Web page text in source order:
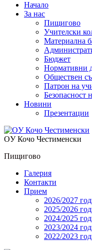
Начало
За нас
Пищигово
Учителски
Материална
Бюджет
Нормативни
Обществен
Патрон на
Безопасност
Новини
Презентации
OУ Кочо Чeстименски
Пищигово
Галерия
Контакти
Прием
2026/2027
2025/2026
2024/2025
2023/2024
2022/2023